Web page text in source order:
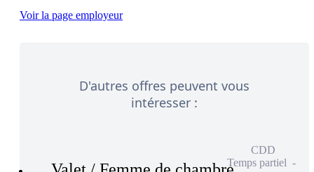
Voir la page employeur
D'autres offres peuvent vous
intéresser :
CDD
Temps partiel